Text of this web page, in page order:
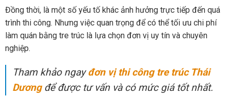
Đồng thời, là một số yếu tố khác ảnh hưởng trực tiếp đến quá
trình thi công. Nhưng việc quan trọng để có thể tối ưu chi phí
làm quán bằng tre trúc là lựa chọn đơn vị uy tín và chuyên
nghiệp.
Tham khảo ngayđơn vị thi công tre trúc Thái
Dươngđể được tư vấn và có mức giá tốt nhất.